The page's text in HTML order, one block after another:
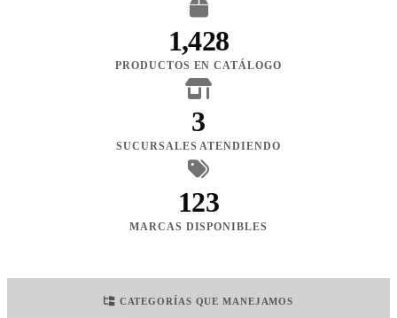
1,428
PRODUCTOS EN CATÁLOGO
3
SUCURSALES ATENDIENDO
123
MARCAS DISPONIBLES
CATEGORÍAS QUE MANEJAMOS